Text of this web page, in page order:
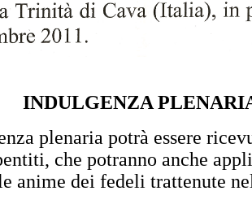
INDULGENZA
plenaria potrà essere
che potranno anche
anime dei fedeli trattenute